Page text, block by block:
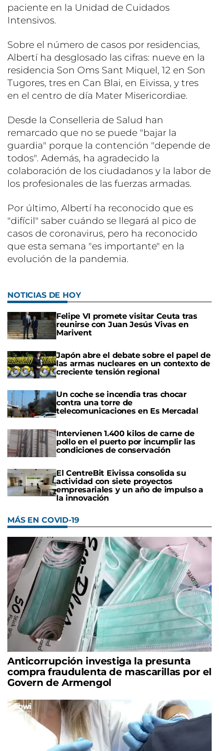
paciente en la Unidad de Cuidados
Intensivos.
Sobre el número de casos por residencias,
Albertí ha desglosado las cifras: nueve en la
residencia Son Oms Sant Miquel, 12 en Son
Tugores, tres en Can Blai, en Eivissa, y tres
en el centro de día Mater Misericordiae.
Desde la Conselleria de Salud han
remarcado que no se puede "bajar la
guardia" porque la contención "depende de
todos". Además, ha agradecido la
colaboración de los ciudadanos y la labor de
los profesionales de las fuerzas armadas.
Por último, Albertí ha reconocido que es
"difícil" saber cuándo se llegará al pico de
casos de coronavirus, pero ha reconocido
que esta semana "es importante" en la
evolución de la pandemia.
NOTICIAS DE HOY
Felipe VI promete visitar Ceuta tras
reunirse con Juan Jesús Vivas en
Marivent
Japón abre el debate sobre el papel de
las armas nucleares en un contexto de
creciente tensión regional
Un coche se incendia tras chocar
contra una torre de
telecomunicaciones en Es Mercadal
Intervienen 1.400 kilos de carne de
pollo en el puerto por incumplir las
condiciones de conservación
El CentreBit Eivissa consolida su
actividad con siete proyectos
empresariales y un año de impulso a
la innovación
MÁS EN COVID-19
Anticorrupción investiga la presunta
compra fraudulenta de mascarillas por el
Govern de Armengol